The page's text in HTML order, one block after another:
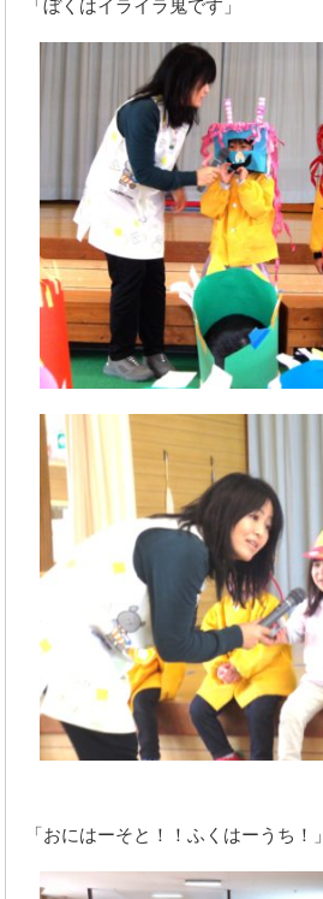
「ぼくはイライラ鬼です」
「おにはーそと！！ふくはーうち！」